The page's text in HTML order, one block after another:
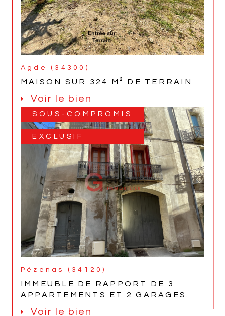
Agde (34300)
MAISON SUR 324 M² DE TERRAIN
Voir le bien
SOUS-COMPROMIS
EXCLUSIF
Pézenas (34120)
IMMEUBLE DE RAPPORT DE 3
APPARTEMENTS ET 2 GARAGES.
Voir le bien